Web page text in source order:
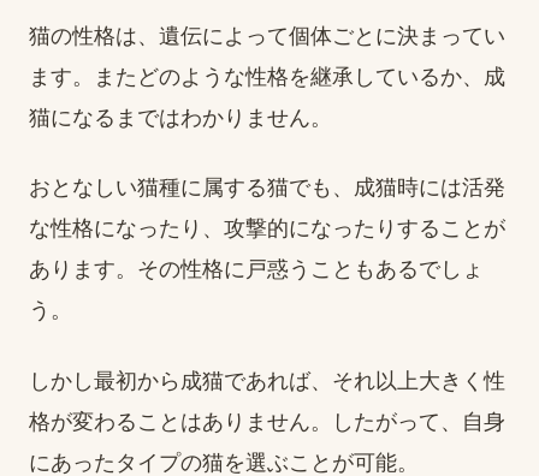
猫の性格は、遺伝によって個体ごとに決まってい
ます。またどのような性格を継承しているか、成
猫になるまではわかりません。
おとなしい猫種に属する猫でも、成猫時には活発
な性格になったり、攻撃的になったりすることが
あります。その性格に戸惑うこともあるでしょ
う。
しかし最初から成猫であれば、それ以上大きく性
格が変わることはありません。したがって、自身
にあったタイプの猫を選ぶことが可能。